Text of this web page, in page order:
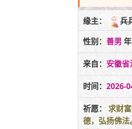
缘主：
兵
性别： 善男 年
来自： 安徽
时间： 2026-
祈愿：
求财
德，弘扬佛法